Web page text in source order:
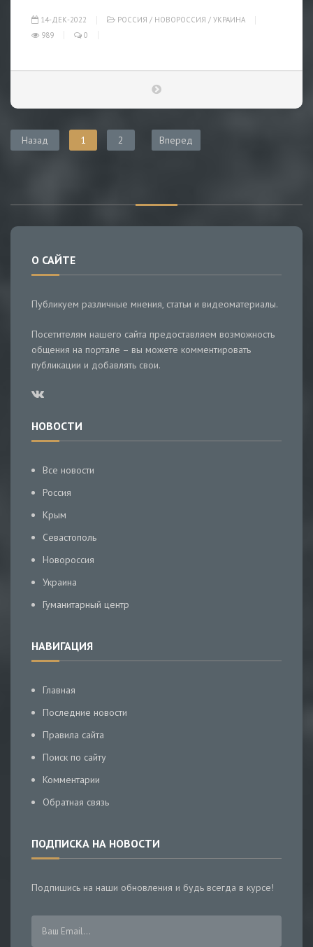
14-ДЕК-2022 РОССИЯ / НОВОРОССИЯ / УКРАИНА
989
0
Назад 1 2 Вперед
О САЙТЕ
Публикуем различные мнения, статьи и видеоматериалы.
Посетителям нашего сайта предоставляем возможность
общения на портале – вы можете комментировать
публикации и добавлять свои.
НОВОСТИ
Все новости
Россия
Крым
Севастополь
Новороссия
Украина
Гуманитарный центр
НАВИГАЦИЯ
Главная
Последние новости
Правила сайта
Поиск по сайту
Комментарии
Обратная связь
ПОДПИСКА НА НОВОСТИ
Подпишись на наши обновления и будь всегда в курсе!